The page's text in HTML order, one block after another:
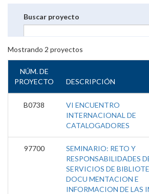
Buscar proyecto
Mostrando 2 proyectos
NÚM. DE
PROYECTO
DESCRIPCIÓN
B0738
VI ENCUENTRO
INTERNACIONAL DE
CATALOGADORES
97700
SEMINARIO: RETO Y
RESPONSABILIDADES
SERVICIOS DE
DOCU MENTACION E
INFORMACION DE LAS